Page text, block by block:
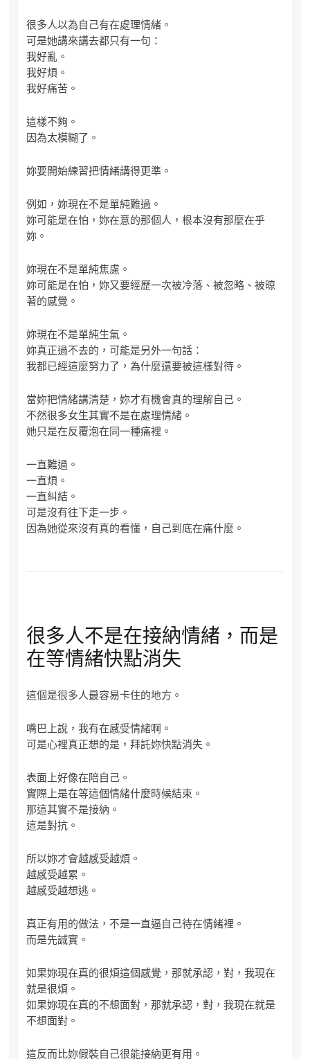
很多人以為自己有在處理情緒。
可是她講來講去都只有一句：
我好亂。
我好煩。
我好痛苦。
這樣不夠。
因為太模糊了。
妳要開始練習把情緒講得更準。
例如，妳現在不是單純難過。
妳可能是在怕，妳在意的那個人，根本沒有那麼在乎
妳。
妳現在不是單純焦慮。
妳可能是在怕，妳又要經歷一次被冷落、被忽略、被晾
著的感覺。
妳現在不是單純生氣。
妳真正過不去的，可能是另外一句話：
我都已經這麼努力了，為什麼還要被這樣對待。
當妳把情緒講清楚，妳才有機會真的理解自己。
不然很多女生其實不是在處理情緒。
她只是在反覆泡在同一種痛裡。
一直難過。
一直煩。
一直糾結。
可是沒有往下走一步。
因為她從來沒有真的看懂，自己到底在痛什麼。
很多人不是在接納情緒，而是
在等情緒快點消失
這個是很多人最容易卡住的地方。
嘴巴上說，我有在感受情緒啊。
可是心裡真正想的是，拜託妳快點消失。
表面上好像在陪自己。
實際上是在等這個情緒什麼時候結束。
那這其實不是接納。
這是對抗。
所以妳才會越感受越煩。
越感受越累。
越感受越想逃。
真正有用的做法，不是一直逼自己待在情緒裡。
而是先誠實。
如果妳現在真的很煩這個感覺，那就承認，對，我現在
就是很煩。
如果妳現在真的不想面對，那就承認，對，我現在就是
不想面對。
這反而比妳假裝自己很能接納更有用。